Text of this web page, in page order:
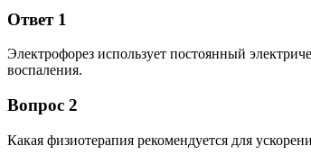
Ответ 1
Электрофорез использует постоянный
воспаления.
Вопрос 2
Какая физиотерапия рекомендуется для